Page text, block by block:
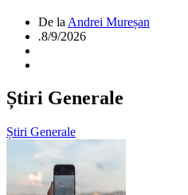
De la Andrei Mureșan
.8/9/2026
Știri Generale
Știri Generale